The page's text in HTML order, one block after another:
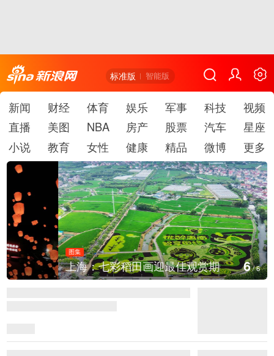
标准版 智能版
新闻 财经 体育 娱乐 军事 科技
视频
直播
美图 NBA 房产 股票 汽车
星座
小说
教育 女性 健康 精品 微博 更多
图集
上海：七彩稻田画迎最佳观赏期 6/6